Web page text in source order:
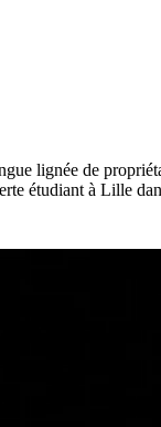
lignée de
étudiant à Lille